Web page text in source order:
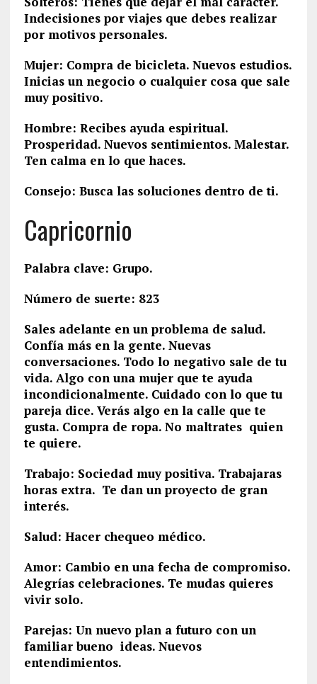
Indecisiones por viajes que debes realizar
por motivos personales.
Mujer: Compra de bicicleta. Nuevos estudios.
Inicias un negocio o cualquier cosa que sale
muy positivo.
Hombre: Recibes ayuda espiritual.
Prosperidad. Nuevos sentimientos. Malestar.
Ten calma en lo que haces.
Consejo: Busca las soluciones dentro de ti.
Capricornio
Palabra clave: Grupo.
Número de suerte: 823
Sales adelante en un problema de salud.
Confía más en la gente. Nuevas
conversaciones. Todo lo negativo sale de tu
vida. Algo con una mujer que te ayuda
incondicionalmente. Cuidado con lo que tu
pareja dice. Verás algo en la calle que te
gusta. Compra de ropa. No maltrates quien
te quiere.
Trabajo: Sociedad muy positiva. Trabajaras
horas extra. Te dan un proyecto de gran
interés.
Salud: Hacer chequeo médico.
Amor: Cambio en una fecha de compromiso.
Alegrías celebraciones. Te mudas quieres
vivir solo.
Parejas: Un nuevo plan a futuro con un
familiar bueno ideas. Nuevos
entendimientos.